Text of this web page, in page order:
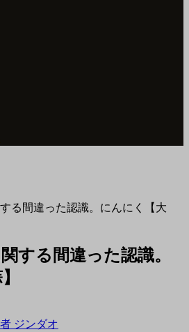
る間違った認識。にんにく【大
する間違った認識。
ジンダオ